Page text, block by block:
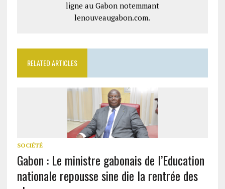
ligne au Gabon notemmant
lenouveaugabon.com.
RELATED ARTICLES
SOCIÉTÉ
Gabon : Le ministre gabonais de l’Education
nationale repousse sine die la rentrée des